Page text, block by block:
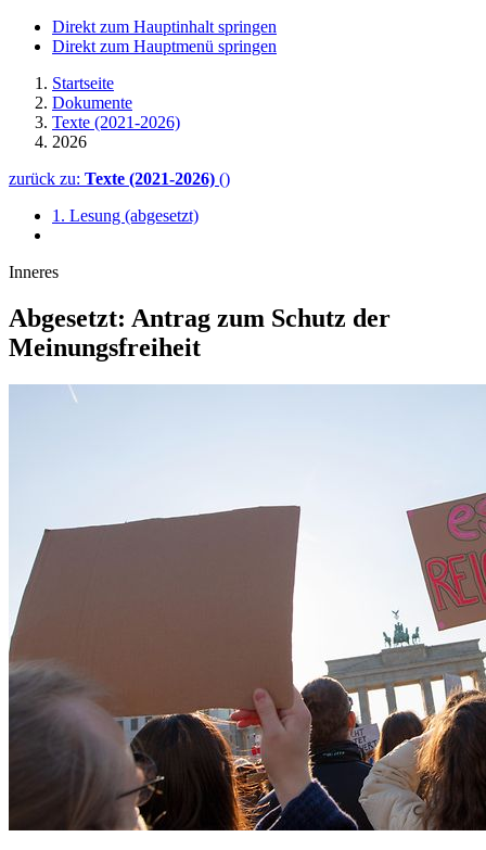
Direkt zum Hauptinhalt springen
Direkt zum Hauptmenü springen
Startseite
Dokumente
Texte (2021-2026)
2026
zurück zu: Texte (2021-2026) ()
1. Lesung (abgesetzt)
Inneres
Abgesetzt: Antrag zum Schutz der
Meinungsfreiheit